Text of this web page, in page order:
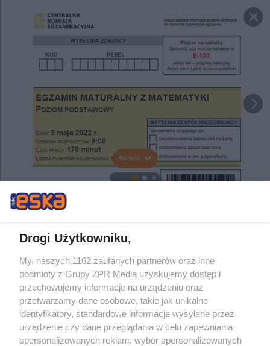
Rozwiń
Drogi Użytkowniku,
My, naszych 1162 zaufanych partnerów oraz inne
podmioty z Grupy ZPR Media uzyskujemy dostęp i
przechowujemy informacje na urządzeniu oraz
przetwarzamy dane osobowe, takie jak unikalne
identyfikatory, standardowe informacje wysyłane przez
urządzenie czy dane przeglądania w celu zapewniania
spersonalizowanych reklam, wybór spersonalizowanych